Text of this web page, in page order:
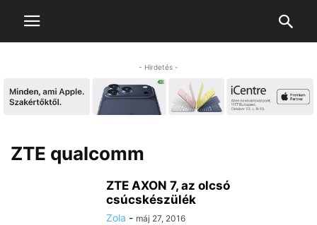
- Hirdetés -
ZTE qualcomm
ZTE AXON 7, az olcsó
csúcskészülék
Zola - máj 27, 2016